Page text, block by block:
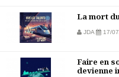
La mort
JDA 17/
Faire en
devienne